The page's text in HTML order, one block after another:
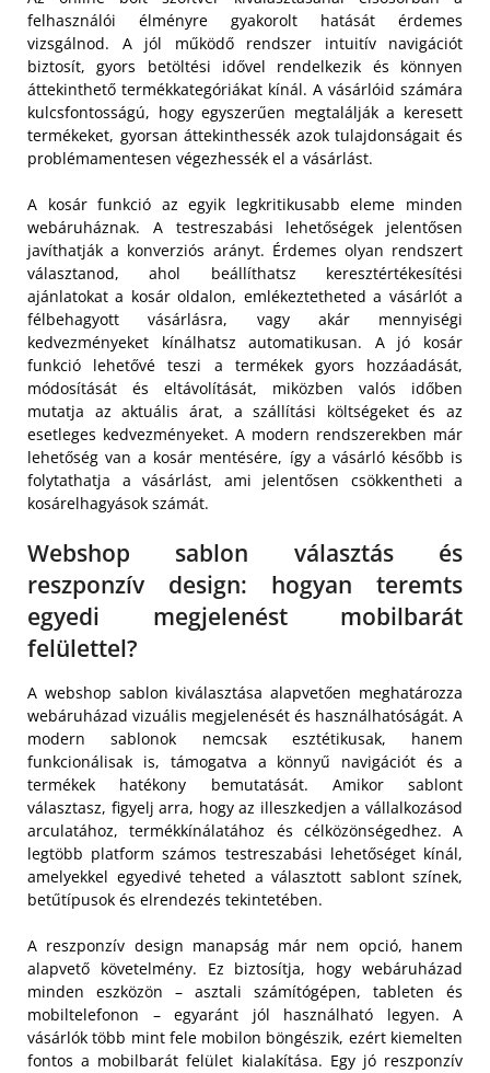
felhasználói élményre gyakorolt hatását érdemes
vizsgálnod. A jól működő rendszer intuitív navigációt
biztosít, gyors betöltési idővel rendelkezik és könnyen
áttekinthető termékkategóriákat kínál. A vásárlóid számára
kulcsfontosságú, hogy egyszerűen megtalálják a keresett
termékeket, gyorsan áttekinthessék azok tulajdonságait és
problémamentesen végezhessék el a vásárlást.
A kosár funkció az egyik legkritikusabb eleme minden
webáruháznak. A testreszabási lehetőségek jelentősen
javíthatják a konverziós arányt. Érdemes olyan rendszert
választanod, ahol beállíthatsz keresztértékesítési
ajánlatokat a kosár oldalon, emlékeztetheted a vásárlót a
félbehagyott vásárlásra, vagy akár mennyiségi
kedvezményeket kínálhatsz automatikusan. A jó kosár
funkció lehetővé teszi a termékek gyors hozzáadását,
módosítását és eltávolítását, miközben valós időben
mutatja az aktuális árat, a szállítási költségeket és az
esetleges kedvezményeket. A modern rendszerekben már
lehetőség van a kosár mentésére, így a vásárló később is
folytathatja a vásárlást, ami jelentősen csökkentheti a
kosárelhagyások számát.
Webshop sablon választás és
reszponzív design: hogyan teremts
egyedi megjelenést mobilbarát
felülettel?
A webshop sablon kiválasztása alapvetően meghatározza
webáruházad vizuális megjelenését és használhatóságát. A
modern sablonok nemcsak esztétikusak, hanem
funkcionálisak is, támogatva a könnyű navigációt és a
termékek hatékony bemutatását. Amikor sablont
választasz, figyelj arra, hogy az illeszkedjen a vállalkozásod
arculatához, termékkínálatához és célközönségedhez. A
legtöbb platform számos testreszabási lehetőséget kínál,
amelyekkel egyedivé teheted a választott sablont színek,
betűtípusok és elrendezés tekintetében.
A reszponzív design manapság már nem opció, hanem
alapvető követelmény. Ez biztosítja, hogy webáruházad
minden eszközön – asztali számítógépen, tableten és
mobiltelefonon – egyaránt jól használható legyen. A
vásárlók több mint fele mobilon böngészik, ezért kiemelten
fontos a mobilbarát felület kialakítása. Egy jó reszponzív